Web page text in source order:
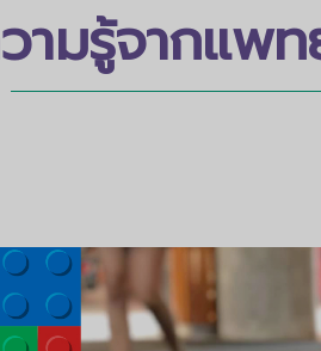
ามรู้จากแพ